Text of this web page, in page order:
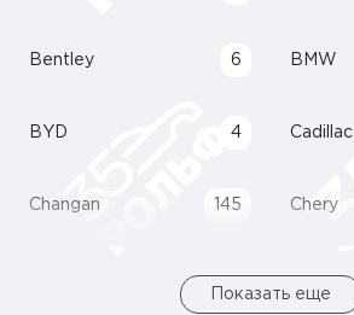
Bentley 6 BMW
BYD 4 Cadillac
Changan 145 Chery
Показать еще